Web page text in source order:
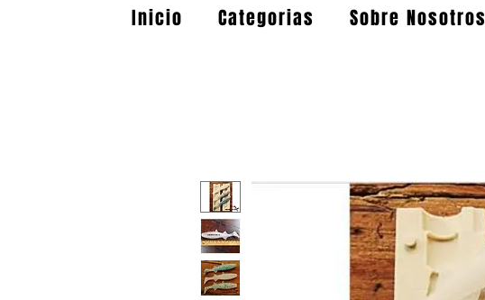
Inicio Categorias Sobre Nosotros